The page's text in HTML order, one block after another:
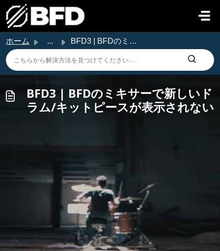
メインコンテンツに移動
ホーム ... BFD3 | BFDのミキサーで新しいドラム/キットピースが表示されない
BFD3 | BFDのミキサーで新しいド
ラム/キットピースが表示されない